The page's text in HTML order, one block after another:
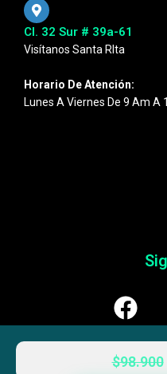
$98.900
Cl. 32 Sur # 39a-61
Visítanos Santa RIta
Horario De Atención:
Lunes A Viernes De 9 Am A